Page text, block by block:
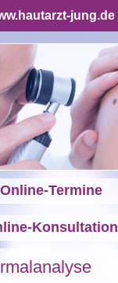
jung.de
Online-Termine
Konsultation